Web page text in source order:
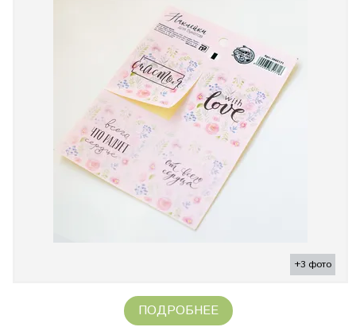
+3 фото
ПОДРОБНЕЕ